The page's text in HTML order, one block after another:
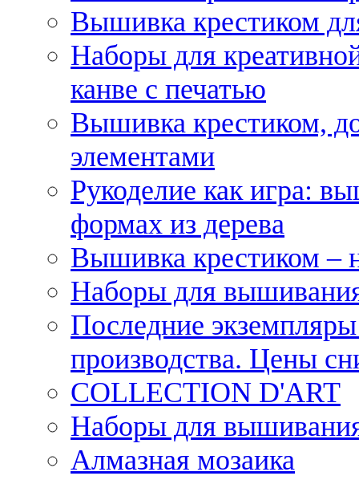
Вышивка крестиком
Наборы для
канве с печатью
Вышивка крестиком,
элементами
Рукоделие как игра:
формах из дерева
Вышивка крестиком –
Наборы для
Последние
производства. Цены
COLLECTION D'ART
Наборы для
Алмазная мозаика